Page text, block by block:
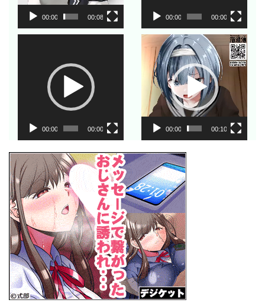
00:00 00:08 00:00 00:00
00:00 00:00
動
画
ー
00:00 00:10